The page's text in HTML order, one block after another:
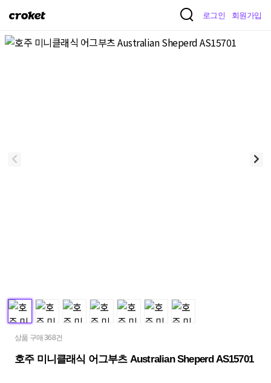
크
켓
로그인 회원가입
상품 구매 368건
호주 미니클래식 어그부츠 Australian Sheperd AS15701